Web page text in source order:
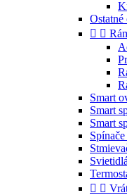
 
Smart
Smart
Smart
 